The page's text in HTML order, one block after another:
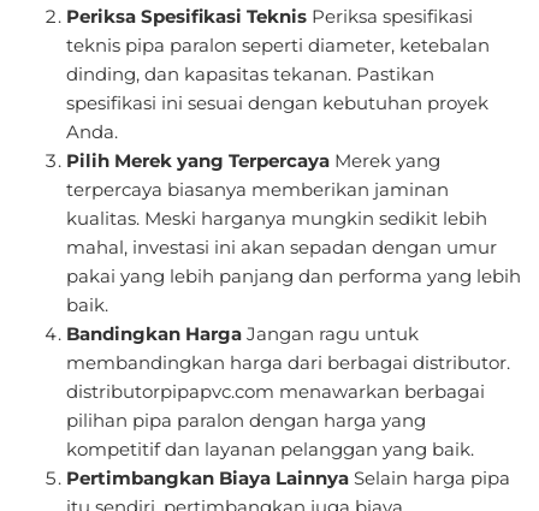
Periksa Spesifikasi Teknis Periksa spesifikasi
teknis pipa paralon seperti diameter, ketebalan
dinding, dan kapasitas tekanan. Pastikan
spesifikasi ini sesuai dengan kebutuhan proyek
Anda.
Pilih Merek yang Terpercaya Merek yang
terpercaya biasanya memberikan jaminan
kualitas. Meski harganya mungkin sedikit lebih
mahal, investasi ini akan sepadan dengan umur
pakai yang lebih panjang dan performa yang lebih
baik.
Bandingkan Harga Jangan ragu untuk
membandingkan harga dari berbagai distributor.
distributorpipapvc.com menawarkan berbagai
pilihan pipa paralon dengan harga yang
kompetitif dan layanan pelanggan yang baik.
Pertimbangkan Biaya Lainnya Selain harga pipa
itu sendiri, pertimbangkan juga biaya